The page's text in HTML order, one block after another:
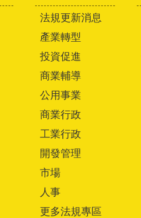
法規更新消息
產業轉型
投資促進
商業輔導
公用事業
商業行政
工業行政
開發管理
市場
人事
更多法規專區